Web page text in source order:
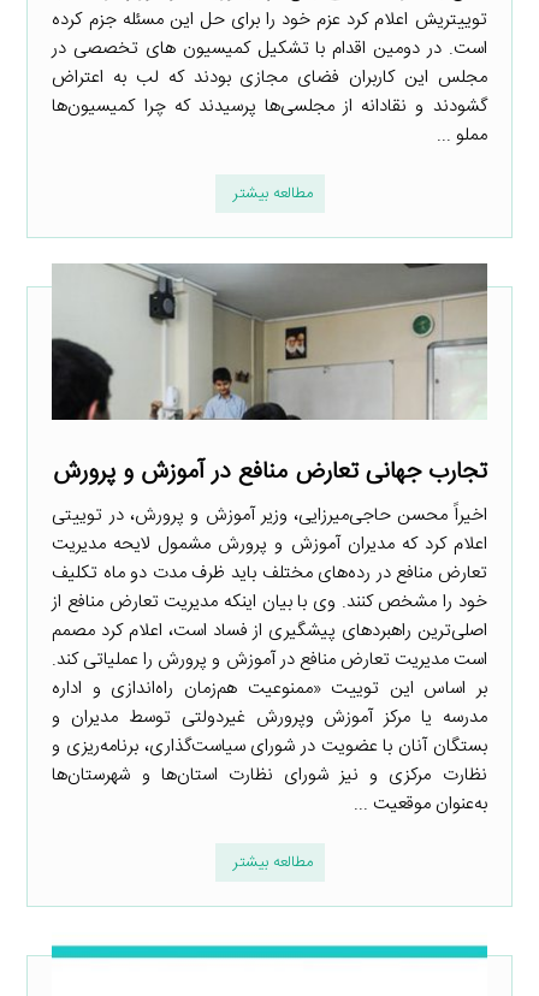
توییتریش اعلام کرد عزم خود را برای حل این مسئله جزم کرده
است. در دومین اقدام با تشکیل کمیسیون های تخصصی در
مجلس این کاربران فضای مجازی بودند که لب به اعتراض
گشودند و نقادانه از مجلسی‌ها پرسیدند که چرا کمیسیون‌ها
مملو ...
مطالعه بیشتر
تجارب جهانی تعارض منافع در آموزش و پرورش
اخیراً محسن حاجی‌میرزایی، وزیر آموزش و پرورش، در توییتی
اعلام کرد که مدیران آموزش و پرورش مشمول لایحه مدیریت
تعارض منافع در رده‌های مختلف باید ظرف مدت دو ماه تکلیف
خود را مشخص کنند. وی با بیان اینکه مدیریت تعارض منافع از
اصلی‌ترین راهبردهای پیشگیری از فساد است، اعلام کرد مصمم
است مدیریت تعارض منافع در آموزش و پرورش را عملیاتی کند.
بر اساس این توییت «ممنوعیت هم‌زمان راه‌اندازی و اداره
مدرسه یا مرکز آموزش وپرورش غیردولتی توسط مدیران و
بستگان آنان با عضویت در شورای سیاست‌گذاری، برنامه‌ریزی و
نظارت مرکزی و نیز شورای نظارت استان‌ها و شهرستان‌ها
به‌عنوان موقعیت ...
مطالعه بیشتر